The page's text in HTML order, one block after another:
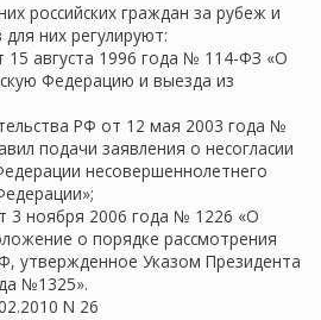
российских граждан за рубеж и
них регулируют:
августа 1996 года № 114-ФЗ «О
Федерацию и выезда из
РФ от 12 мая 2003 года №
подачи заявления о несогласии
несовершеннолетнего
3 ноября 2006 года № 1226 «О
о порядке рассмотрения
утвержденное Указом Президента
№1325».
N 26